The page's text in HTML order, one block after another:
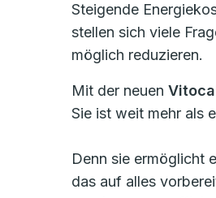
Steigende
stellen sich viele
möglich reduzieren.
Mit der neuen
Sie ist weit mehr als
Denn sie ermöglicht
das auf alles